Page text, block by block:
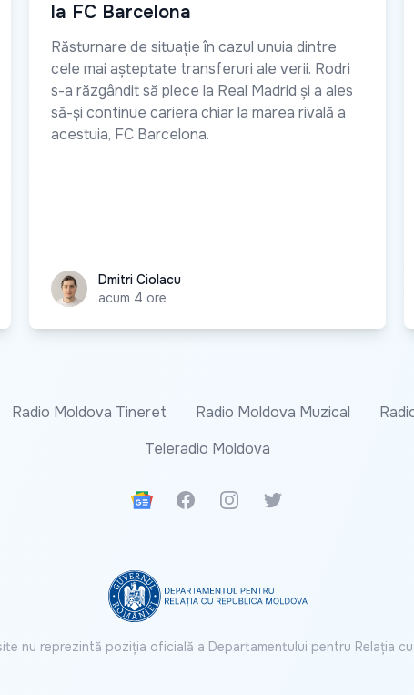
la FC Barcelona
Răsturnare de situație în cazul unuia dintre
cele mai așteptate transferuri ale verii. Rodri
s-a răzgândit să plece la Real Madrid și a ales
să-și continue cariera chiar la marea rivală a
acestuia, FC Barcelona.
Dmitri Ciolacu
Dmitri Ciolacu
acum 4 ore
Radio Moldova Tineret Radio Moldova Muzical
Teleradio Moldova
Google News
FacebookInstagramTwitter
nu reprezintă poziția oficială a Departamentului pentru Relația